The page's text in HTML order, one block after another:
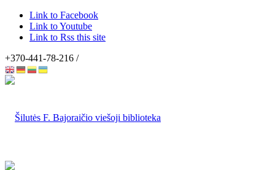
Link to Facebook
Link to Youtube
Link to Rss this site
+370-441-78-216 /